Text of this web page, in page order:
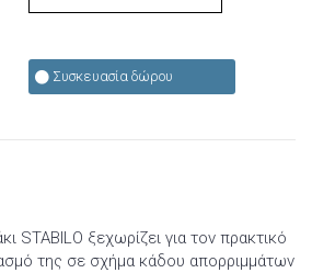
Συσκευασία δώρου
STABILO ξεχωρίζει για τον πρακτικό
της σε σχήμα κάδου απορριμμάτων